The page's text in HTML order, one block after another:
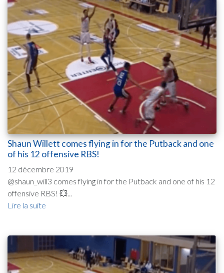
Shaun Willett comes flying in for the Putback and one
of his 12 offensive RBS!
12 décembre 2019
@shaun_will3 comes flying in for the Putback and one of his 12
offensive RBS! 💥...
Lire la suite